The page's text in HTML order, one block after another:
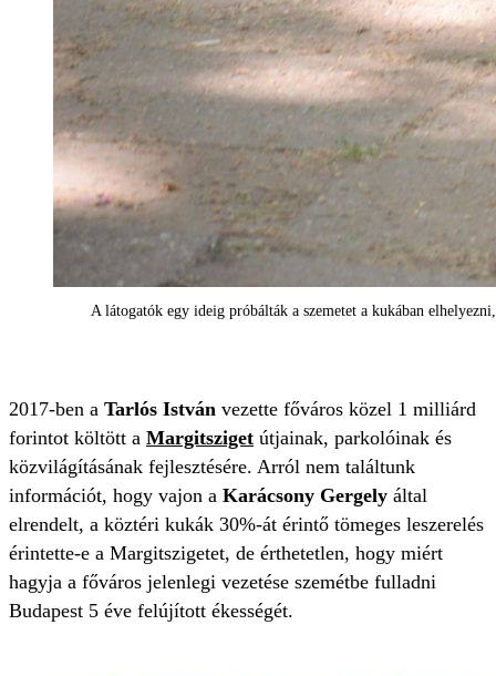
A látogatók egy ideig próbálták a szemetet a kukában
2017-ben a Tarlós István vezette főváros közel 1 milliárd
forintot költött a Margitsziget útjainak, parkolóinak és
közvilágításának fejlesztésére. Arról nem találtunk
információt, hogy vajon a Karácsony Gergely által
elrendelt, a köztéri kukák 30%-át érintő tömeges leszerelés
érintette-e a Margitszigetet, de érthetetlen, hogy miért
hagyja a főváros jelenlegi vezetése szemétbe fulladni
Budapest 5 éve felújított ékességét.